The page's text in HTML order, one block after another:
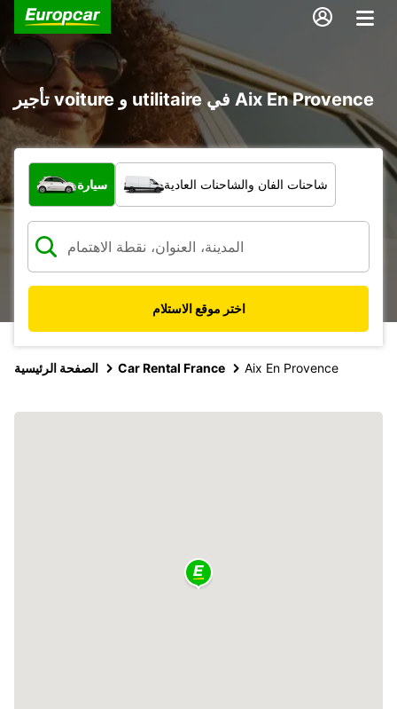
تأجير voiture و utilitaire في Aix En Provence
ما نوع المركبة؟
سيارة شاحنات الفان والشاحنات العادية
اختر موقع الاستلام
الصفحة الرئيسية Car Rental France Aix En Provence